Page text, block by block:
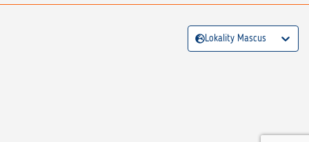
Lokality Mascus